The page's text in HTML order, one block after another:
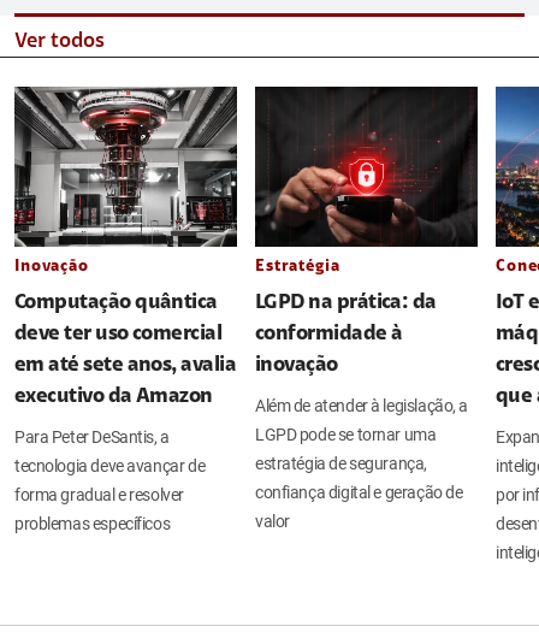
Ver todos
Inovação
Computação quântica
deve ter uso comercial
em até sete anos, avalia
executivo da Amazon
Para Peter DeSantis, a
tecnologia deve avançar de
forma gradual e resolver
problemas específicos
Estratégia
LGPD na prática: da
conformidade à
inovação
Além de atender à legislação, a
LGPD pode se tornar uma
estratégia de segurança,
confiança digital e geração de
valor
IoT
que
por